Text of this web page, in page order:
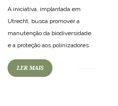
A iniciativa, implantada em
Utrecht, busca promover a
manutenção da biodiversidade
e a proteção aos polinizadores
LER MAIS